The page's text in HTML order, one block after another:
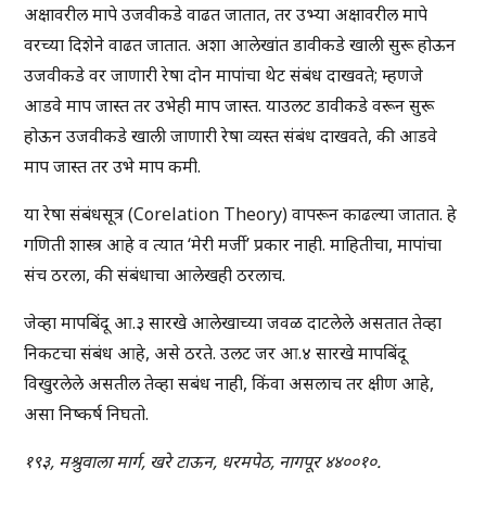
अक्षावरील मापे उजवीकडे वाढत जातात, तर उभ्या अक्षावरील मापे
वरच्या दिशेने वाढत जातात. अशा आलेखांत डावीकडे खाली सुरू होऊन
उजवीकडे वर जाणारी रेषा दोन मापांचा थेट संबंध दाखवते; म्हणजे
आडवे माप जास्त तर उभेही माप जास्त. याउलट डावीकडे वरून सुरू
होऊन उजवीकडे खाली जाणारी रेषा व्यस्त संबंध दाखवते, की आडवे
माप जास्त तर उभे माप कमी.
या रेषा संबंधसूत्र (Corelation Theory) वापरून काढल्या जातात. हे
गणिती शास्त्र आहे व त्यात ‘मेरी मर्जी’ प्रकार नाही. माहितीचा, मापांचा
संच ठरला, की संबंधाचा आलेखही ठरलाच.
जेव्हा मापबिंदू आ.३ सारखे आलेखाच्या जवळ दाटलेले असतात तेव्हा
निकटचा संबंध आहे, असे ठरते. उलट जर आ.४ सारखे मापबिंदू
विखुरलेले असतील तेव्हा सबंध नाही, किंवा असलाच तर क्षीण आहे,
असा निष्कर्ष निघतो.
१९३, मश्रुवाला मार्ग, खरे टाऊन, धरमपेठ, नागपूर ४४००१०.